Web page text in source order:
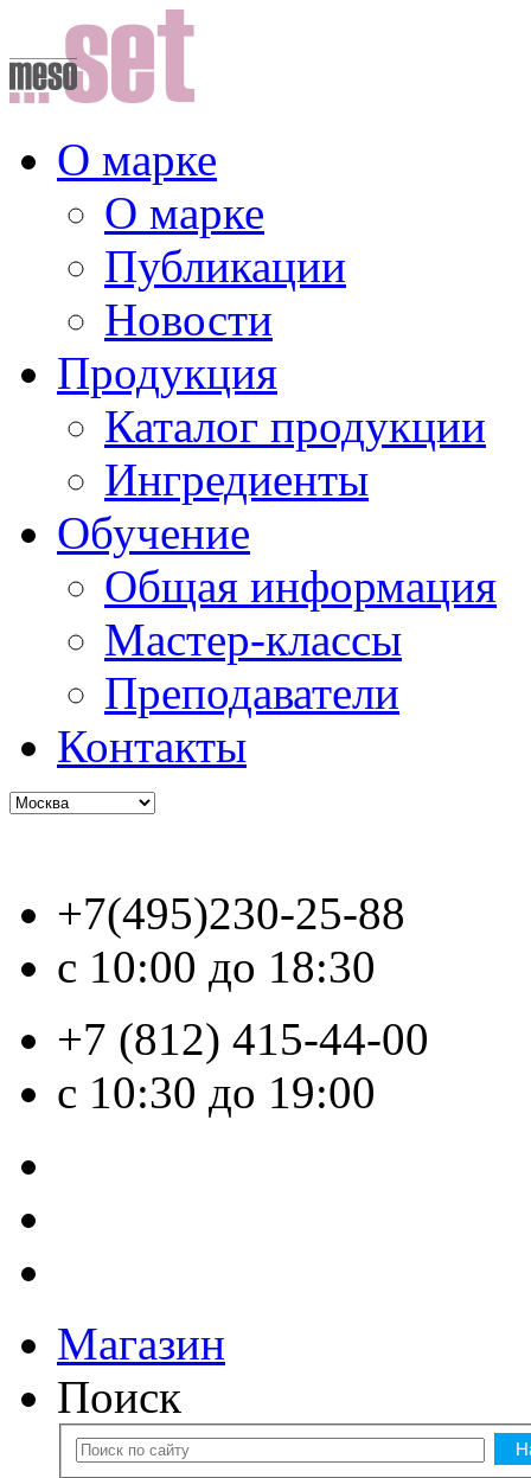
О марке
О марке
Публикации
Новости
Продукция
Каталог продукции
Ингредиенты
Обучение
Общая информация
Мастер-классы
Преподаватели
Контакты
+7(495)230-25-88
с 10:00 до 18:30
+7 (812) 415-44-00
с 10:30 до 19:00
Магазин
Поиск